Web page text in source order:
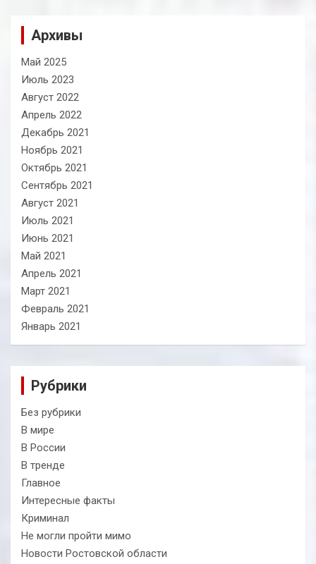
Архивы
Май 2025
Июль 2023
Август 2022
Апрель 2022
Декабрь 2021
Ноябрь 2021
Октябрь 2021
Сентябрь 2021
Август 2021
Июль 2021
Июнь 2021
Май 2021
Апрель 2021
Март 2021
Февраль 2021
Январь 2021
Рубрики
Без рубрики
В мире
В России
В тренде
Главное
Интересные факты
Криминал
Не могли пройти мимо
Новости Ростовской области